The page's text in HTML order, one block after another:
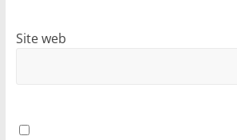
Site web